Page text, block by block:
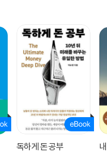
독하게 돈 공부